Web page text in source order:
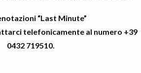
“Last Minute”
telefonicamente al numero +39
0432 719510.